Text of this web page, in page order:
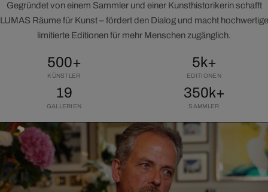
Gegründet von einem Sammler und einer Kunsthistorikerin schafft
LUMAS Räume für Kunst – fördert den Dialog und macht hochwertige
limitierte Editionen für mehr Menschen zugänglich.
500+
KÜNSTLER
5k+
EDITIONEN
19
GALLERIEN
350k+
SAMMLER